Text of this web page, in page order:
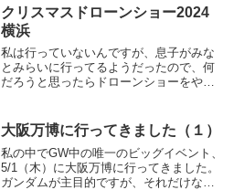
返礼品の赤べこ、大きいんですよね。５
号サイズ。全長21c...
クリスマスドローンショー2024
横浜
私は行っていないんですが、息子がみな
とみらいに行ってるようだったので、何
だろうと思ったらドローンショーをやっ
す。私はちょうど帰宅したところで家で
YouTubeがかかって...
大阪万博に行ってきました（１）
私の中でGW中の唯一のビッグイベント、
5/1（木）に大阪万博に行ってきました。
ガンダムが主目的ですが、それだけなら